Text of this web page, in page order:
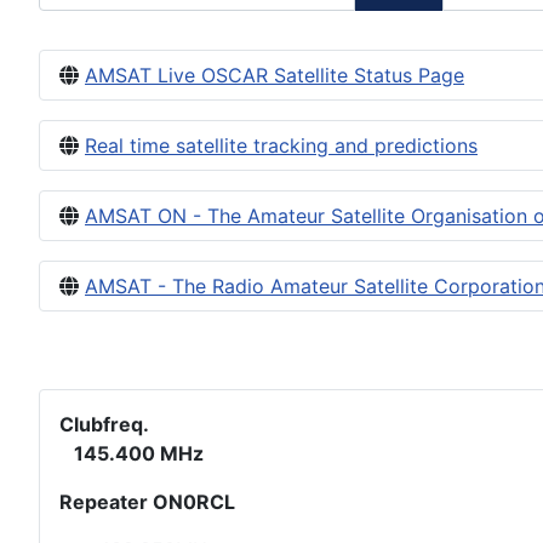
Clubfreq.
145.400 MHz
Repeater ON0RCL
AMSAT Live OSCAR Satellite Status Page
Real time satellite tracking and predictions
AMSAT ON - The Amateur Satellite Organisation
AMSAT - The Radio Amateur Satellite